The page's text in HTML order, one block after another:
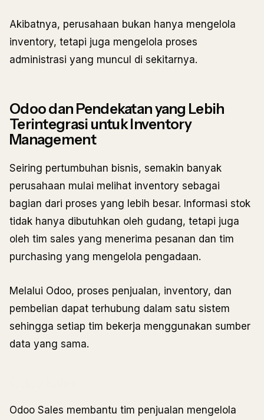
Akibatnya, perusahaan bukan hanya mengelola
inventory, tetapi juga mengelola proses
administrasi yang muncul di sekitarnya.
Odoo dan Pendekatan yang Lebih
Terintegrasi untuk Inventory
Management
Seiring pertumbuhan bisnis, semakin banyak
perusahaan mulai melihat inventory sebagai
bagian dari proses yang lebih besar. Informasi stok
tidak hanya dibutuhkan oleh gudang, tetapi juga
oleh tim sales yang menerima pesanan dan tim
purchasing yang mengelola pengadaan.
Melalui Odoo, proses penjualan, inventory, dan
pembelian dapat terhubung dalam satu sistem
sehingga setiap tim bekerja menggunakan sumber
data yang sama.
Odoo Sales membantu tim penjualan mengelola